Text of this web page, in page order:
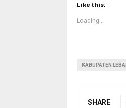
Like this:
Loading...
KABUPATEN
SHARE